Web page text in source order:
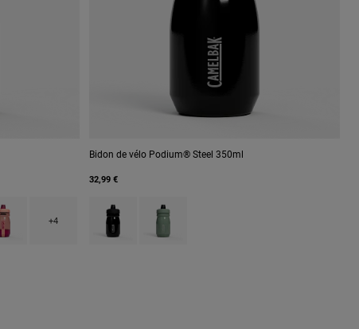
Grey.
type of Mercury Berry.
swatch type of Mercury Blush.
+4
Bidon de vélo Podium® Steel 350ml
32,99 €
Product swatch type of Black.
Product swatch type of Moss Green.